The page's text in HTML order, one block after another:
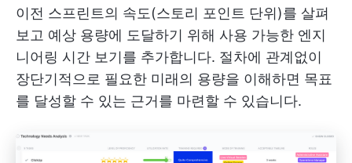
이전 스프린트의 속도(스토리 포인트 단위)를 살펴
보고 예상 용량에 도달하기 위해 사용 가능한 엔지
니어링 시간 보기를 추가합니다. 절차에 관계없이
장단기적으로 필요한 미래의 용량을 이해하면 목표
를 달성할 수 있는 근거를 마련할 수 있습니다.